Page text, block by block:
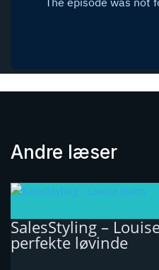
Andre læser
SalesStyling –
perfekte løvinde